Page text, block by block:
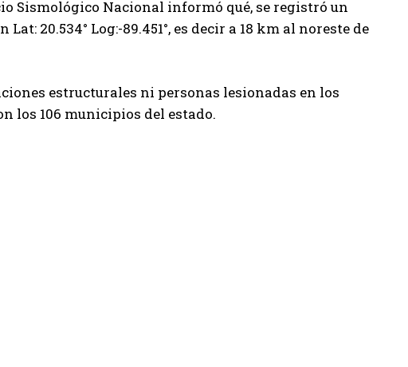
Sismológico Nacional informó qué, se registró un
20.534° Log:-89.451°, es decir a 18 km al noreste de
estructurales ni personas lesionadas en los
los 106 municipios del estado.